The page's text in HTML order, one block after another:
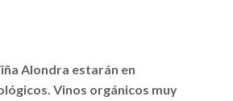
Alondra estarán en
Vinos orgánicos muy